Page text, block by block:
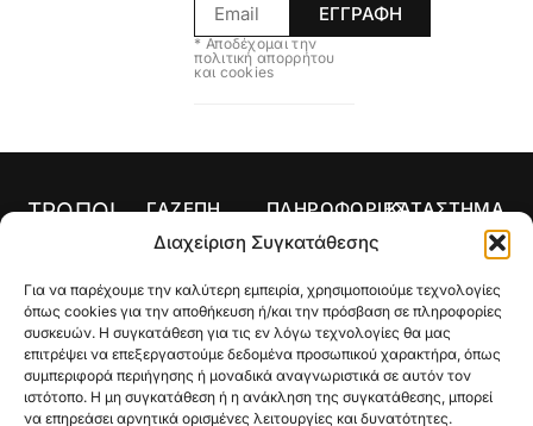
Διαχείριση Συγκατάθεσης
Για να παρέχουμε την καλύτερη εμπειρία, χρησιμοποιούμε τεχνολογίες
όπως cookies για την αποθήκευση ή/και την πρόσβαση σε πληροφορίες
συσκευών. Η συγκατάθεση για τις εν λόγω τεχνολογίες θα μας
επιτρέψει να επεξεργαστούμε δεδομένα προσωπικού χαρακτήρα, όπως
συμπεριφορά περιήγησης ή μοναδικά αναγνωριστικά σε αυτόν τον
ιστότοπο. Η μη συγκατάθεση ή η ανάκληση της συγκατάθεσης, μπορεί
να επηρεάσει αρνητικά ορισμένες λειτουργίες και δυνατότητες.
ΕΓΓΡΑΦΗ
* Αποδέχομαι την
πολιτική απορρήτου
και cookies
ΤΡΟΠΟΙ
ΠΛΗΡΩΜΗΣ
ΓΑΖΕΠΗ
Αρχική
λογαριασμός
μου
Κατάστημα
Ποιοι Είμαστε
ΠΛΗΡΟΦΟΡΙΕΣ
Όροι Χρήσης
Πληρωμής
Τρόποι
Αποστολής
Πολιτική
Επιστροφών
ΚΑΤΑΣΤΗΜΑ
Σκουλαρίκια
Σταυροί
Βραχιόλια
Βέρες